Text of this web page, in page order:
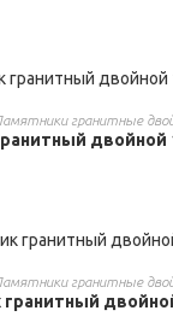
гранитные
двойной
гранитные